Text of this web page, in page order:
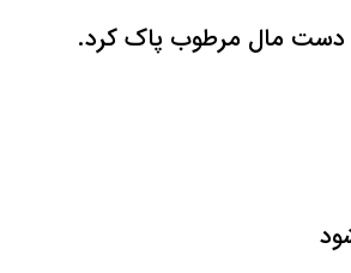
دست مال مرطوب پاک کرد.